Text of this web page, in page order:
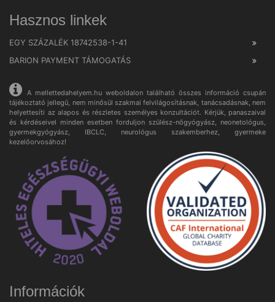
Hasznos linkek
EGY SZÁZALÉK 18742538-1-41
BARION PAYMENT TÁMOGATÁS
A mellettedahelyem.hu weboldalon található összes információ csupán
tájékoztató jellegű, nem minősül szakmai felvilágosításnak, tanácsadásnak, nem
helyettesíti az alapos és részletes személyes konzultációt. Kérjük, panaszaival
és kérdéseivel minden esetben forduljon szülész-nőgyógyász, neonetológus,
gyermekgyógyász, IBCLC, neurológus szakemberhez, gyermeke
kezelőorvosához!
Információk